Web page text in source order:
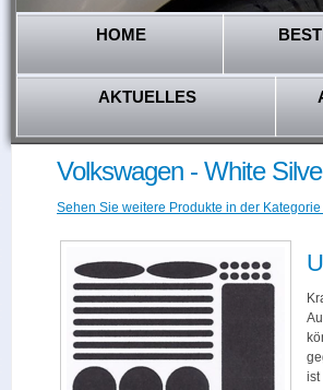
HOME
AKTUELLES
Volkswagen - White
Sehen Sie weitere Produkte in der
ist